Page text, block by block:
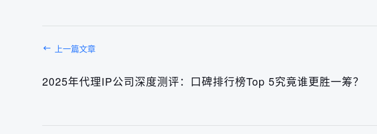
上一篇文章
2025年代理IP公司深度测评：口碑排行榜Top 5究竟谁更胜一筹？